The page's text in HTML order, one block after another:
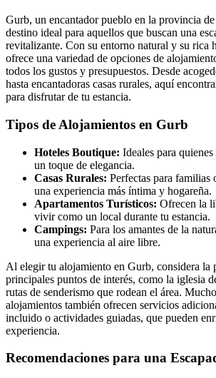
Gurb, un encantador pueblo en la provincia
destino ideal para aquellos que buscan una
revitalizante. Con su entorno natural y su rica
ofrece una variedad de opciones de
todos los gustos y presupuestos. Desde
hasta encantadoras casas rurales, aquí
para disfrutar de tu estancia.
Tipos de Alojamientos en Gurb
Hoteles Boutique: Ideales para
un toque de elegancia.
Casas Rurales: Perfectas para familias
una experiencia más íntima y hogareña.
Apartamentos Turísticos: Ofrecen la
vivir como un local durante tu estancia.
Campings: Para los amantes de la
una experiencia al aire libre.
Al elegir tu alojamiento en Gurb, considera la
principales puntos de interés, como la iglesia
rutas de senderismo que rodean el área.
alojamientos también ofrecen servicios
incluido o actividades guiadas, que pueden
experiencia.
Recomendaciones para una